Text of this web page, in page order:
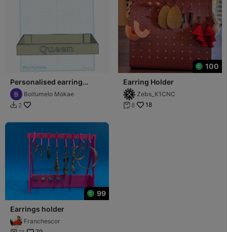
Personalised earring
holder base
Boitumelo Mokae
 2
100
Earring Holder
Zebs_K1CNC
 8 18
99
Earrings holder
Franchescor